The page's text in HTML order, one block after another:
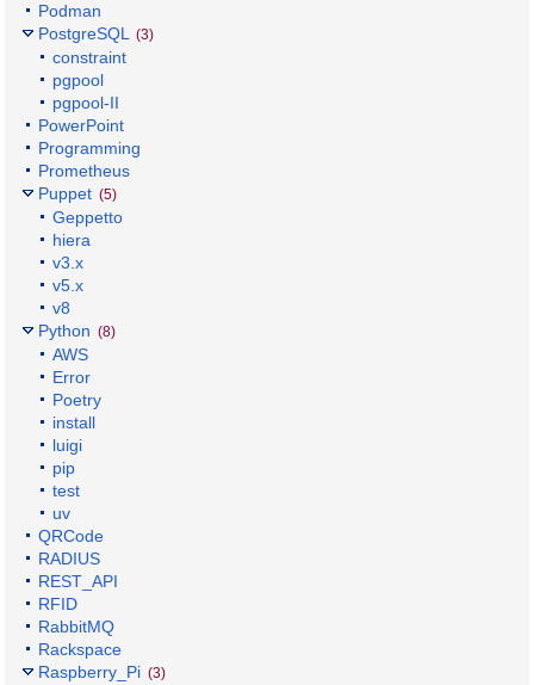
Podman
PostgreSQL (3)
constraint
pgpool
pgpool-II
PowerPoint
Programming
Prometheus
Puppet (5)
Geppetto
hiera
v3.x
v5.x
v8
Python (8)
AWS
Error
Poetry
install
luigi
pip
test
uv
QRCode
RADIUS
REST_API
RFID
RabbitMQ
Rackspace
Raspberry_Pi (3)